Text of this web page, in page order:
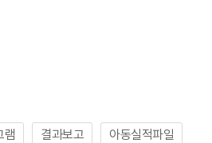
램 결과보고 아동실적파일